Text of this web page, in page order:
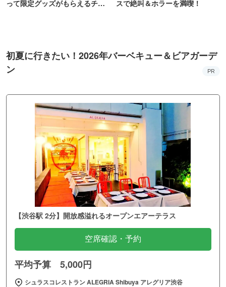
って限定グッズがもらえるチャ
スで絶叫＆ホラーを満喫！
初夏に行きたい！2026年バーベキュー＆ビアガーデ
ン
PR
【渋谷駅 2分】開放感溢れるオープンエアーテラス
空席確認・予約
平均予算 5,000円
シュラスコレストラン ALEGRIA Shibuya アレグリア渋谷